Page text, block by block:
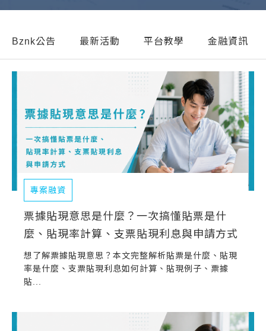
房屋副擔保融資
企業專案融資
房屋副擔保融資
知識專區
平台介紹
Bznk公告 最新活動 平台教學 金融資訊
專案融資
票據貼現意思是什麼？一次搞懂貼票是什
麼、貼現率計算、支票貼現利息與申請方式
想了解票據貼現意思？本文完整解析貼票是什麼、貼現
率是什麼、支票貼現利息如何計算、貼現例子、票據
貼...